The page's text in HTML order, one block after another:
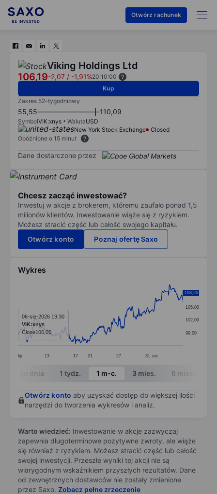
Otwórz rachunek
Viking Holdings Ltd
106,19-2,07 / -1,91%20:10:00
Kup
Zakres 52-tygodniowy
55,55 110,09
SymbolVIK:xnys WalutaUSD
New York Stock Exchange
Closed
Opóźnione o 15 minut
Dane dostarczone przez
Chcesz zacząć inwestować?
Inwestuj w akcje z brokerem, któremu zaufało ponad 1,5
milionów klientów. Inwestowanie wiąże się z ryzykiem.
Możesz stracić część lub całość swojego kapitału.
Otwórz konto
Poznaj ofertę Saxo
Wykres
Line chart with 299 data points.
The chart has 1 X axis displaying categories.
The chart has 1 Y axis displaying values. Data
lip 13 17 21 27 31 sie
99,00
102,00
105,00
108,00
108,26
06-sie-2026 19:30
VIK:xnys
Close106,05
End of interactive chart.
W ciągu dnia 1 tydz. 1 m-c. 3 mies. 6 mies.
Otwórz konto aby uzyskać dostęp do większej ilości
narzędzi do tworzenia wykresów i analiz.
Warto wiedzieć: Inwestowanie w akcje zazwyczaj
zapewnia długoterminowe pozytywne zwroty, ale wiąże
się również z ryzykiem. Możesz stracić część lub całość
swojej inwestycji. Przeszłe wyniki tej akcji nie są
wiarygodnym wskaźnikiem przyszłych rezultatów. Dane
od zewnętrznych dostawców nie zostały zmienione
przez Saxo. Zobacz pełne zrzeczenie